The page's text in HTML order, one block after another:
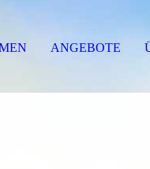
ANGEBOTE